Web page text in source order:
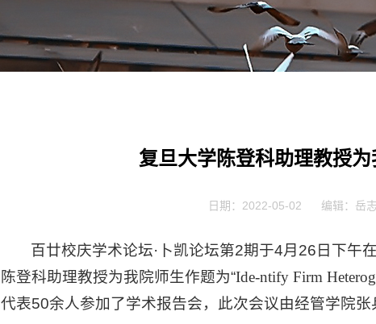
复旦大学陈登科助理教授
日期：2022-05-02 编辑：岳
百廿校庆学术论坛·卜凯论坛第2期于4月26日下午
陈登科助理教授为我院师生作题为“Ide-ntify Firm
代表50余人参加了学术报告会，此次会议由经管学院张